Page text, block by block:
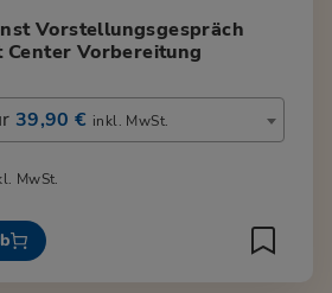
Vorstellungsgespräch
Center Vorbereitung
39,90 € inkl. MwSt.
MwSt.